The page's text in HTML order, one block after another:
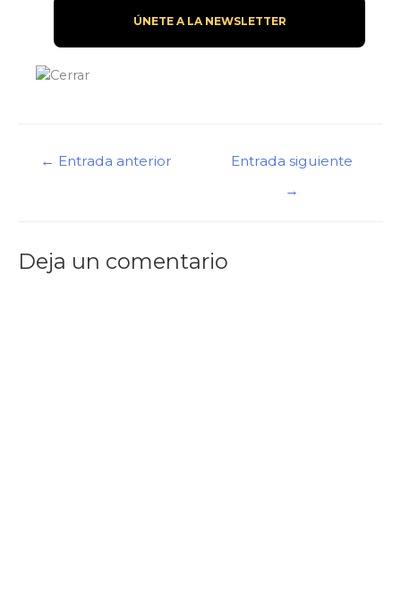
Navegación
← Entrada anterior
Entrada siguiente
→
Deja un comentario